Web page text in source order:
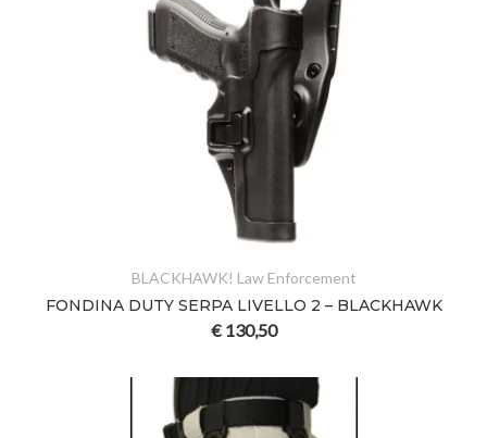
BLACKHAWK! Law Enforcement
FONDINA DUTY SERPA LIVELLO 2 – BLACKHAWK
€130,50